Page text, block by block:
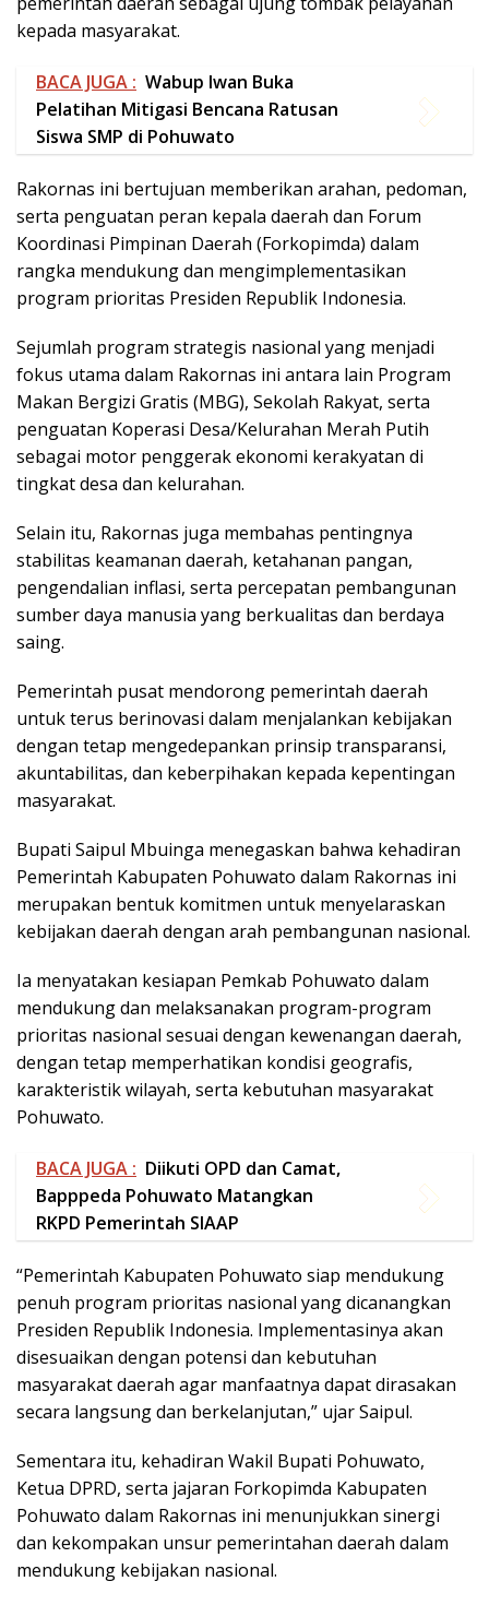
kepada masyarakat.
BACA JUGA : Wabup Iwan Buka
Pelatihan Mitigasi Bencana Ratusan
Siswa SMP di Pohuwato
Rakornas ini bertujuan memberikan arahan, pedoman,
serta penguatan peran kepala daerah dan Forum
Koordinasi Pimpinan Daerah (Forkopimda) dalam
rangka mendukung dan mengimplementasikan
program prioritas Presiden Republik Indonesia.
Sejumlah program strategis nasional yang menjadi
fokus utama dalam Rakornas ini antara lain Program
Makan Bergizi Gratis (MBG), Sekolah Rakyat, serta
penguatan Koperasi Desa/Kelurahan Merah Putih
sebagai motor penggerak ekonomi kerakyatan di
tingkat desa dan kelurahan.
Selain itu, Rakornas juga membahas pentingnya
stabilitas keamanan daerah, ketahanan pangan,
pengendalian inflasi, serta percepatan pembangunan
sumber daya manusia yang berkualitas dan berdaya
saing.
Pemerintah pusat mendorong pemerintah daerah
untuk terus berinovasi dalam menjalankan kebijakan
dengan tetap mengedepankan prinsip transparansi,
akuntabilitas, dan keberpihakan kepada kepentingan
masyarakat.
Bupati Saipul Mbuinga menegaskan bahwa kehadiran
Pemerintah Kabupaten Pohuwato dalam Rakornas ini
merupakan bentuk komitmen untuk menyelaraskan
kebijakan daerah dengan arah pembangunan nasional.
Ia menyatakan kesiapan Pemkab Pohuwato dalam
mendukung dan melaksanakan program-program
prioritas nasional sesuai dengan kewenangan daerah,
dengan tetap memperhatikan kondisi geografis,
karakteristik wilayah, serta kebutuhan masyarakat
Pohuwato.
BACA JUGA : Diikuti OPD dan Camat,
Bapppeda Pohuwato Matangkan
RKPD Pemerintah SIAAP
“Pemerintah Kabupaten Pohuwato siap mendukung
penuh program prioritas nasional yang dicanangkan
Presiden Republik Indonesia. Implementasinya akan
disesuaikan dengan potensi dan kebutuhan
masyarakat daerah agar manfaatnya dapat dirasakan
secara langsung dan berkelanjutan,” ujar Saipul.
Sementara itu, kehadiran Wakil Bupati Pohuwato,
Ketua DPRD, serta jajaran Forkopimda Kabupaten
Pohuwato dalam Rakornas ini menunjukkan sinergi
dan kekompakan unsur pemerintahan daerah dalam
mendukung kebijakan nasional.